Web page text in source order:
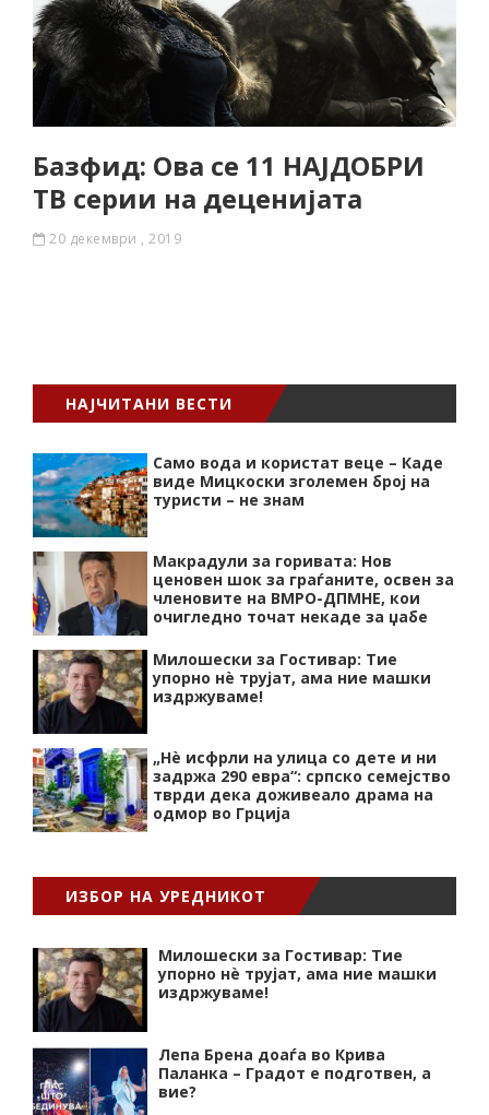
Базфид: Ова се 11 НАЈДОБРИ
ТВ серии на деценијата
20 декември , 2019
НАЈЧИТАНИ ВЕСТИ
Само вода и користат веце – Каде
виде Мицкоски зголемен број на
туристи – не знам
Макрадули за горивата: Нов
ценовен шок за граѓаните, освен за
членовите на ВМРО-ДПМНЕ, кои
очигледно точат некаде за џабе
Милошески за Гостивар: Тие
упорно нѐ трујат, ама ние машки
издржуваме!
„Нѐ исфрли на улица со дете и ни
задржа 290 евра“: српско семејство
тврди дека доживеало драма на
одмор во Грција
ИЗБОР НА УРЕДНИКОТ
Милошески за Гостивар: Тие
упорно нѐ трујат, ама ние машки
издржуваме!
Лепа Брена доаѓа во Крива
Паланка – Градот е подготвен, а
вие?